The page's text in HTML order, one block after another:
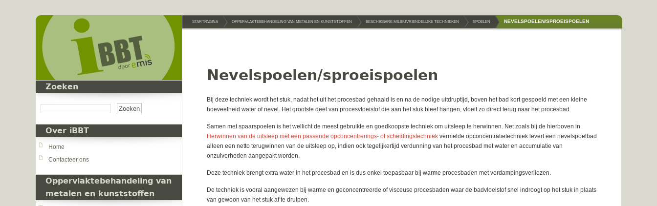
Zoeken
Over iBBT
Home
Contacteer ons
Oppervlaktebehandeling van
metalen en kunststoffen
STARTPAGINA OPPERVLAKTEBEHANDELING VAN METALEN EN KUNSTSTOFFEN BESCHIKBARE MILIEUVRIENDELIJKE TECHNIEKEN SPOELEN NEVELSPOELEN/SPROEISPOELEN
Nevelspoelen/sproeispoelen
Bij deze techniek wordt het stuk, nadat het uit het procesbad gehaald is en na de nodige uitdruptijd, boven het bad kort gespoeld met een kleine
hoeveelheid water of nevel. Het grootste deel van procesvloeistof die aan het stuk bleef hangen, vloeit zo direct terug naar het procesbad.
Samen met spaarspoelen is het wellicht de meest gebruikte en goedkoopste techniek om uitsleep te herwinnen. Net zoals bij de hierboven in
Herwinnen van de uitsleep met een passende opconcentrerings- of scheidingstechniek vermelde opconcentratietechniek levert een nevelspoelbad
alleen een netto terugwinnen van de uitsleep op, indien ook tegelijkertijd verdunning van het procesbad met water en accumulatie van
onzuiverheden aangepakt worden.
Deze techniek brengt extra water in het procesbad en is dus enkel toepasbaar bij warme procesbaden met verdampingsverliezen.
De techniek is vooral aangewezen bij warme en geconcentreerde of visceuse procesbaden waar de badvloeistof snel indroogt op het stuk in plaats
van gewoon van het stuk af te druipen.